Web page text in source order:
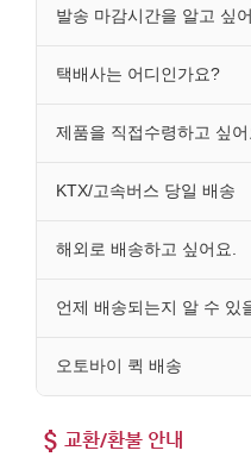
발송 마감시간을 알고 싶어
택배사는 어디인가요?
제품을 직접수령하고 싶어
KTX/고속버스 당일 배송
해외로 배송하고 싶어요.
언제 배송되는지 알 수 있
오토바이 퀵 배송
교환/환불 안내